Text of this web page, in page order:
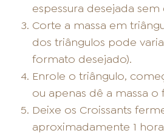
espessura desejada
Corte a massa em
dos triângulos pode
formato desejado).
Enrole o triângulo,
ou apenas dê a massa
Deixe os Croissants
aproximadamente 1 hora